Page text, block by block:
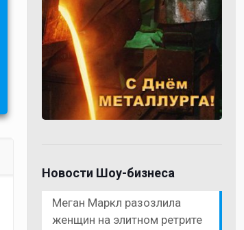
Новости Шоу-бизнеса
Меган Маркл разозлила
женщин на элитном ретрите